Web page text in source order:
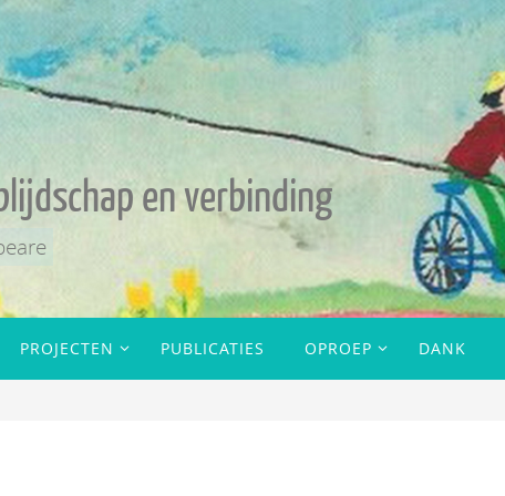
en verbinding
PROJECTEN PUBLICATIES OPROEP DANK